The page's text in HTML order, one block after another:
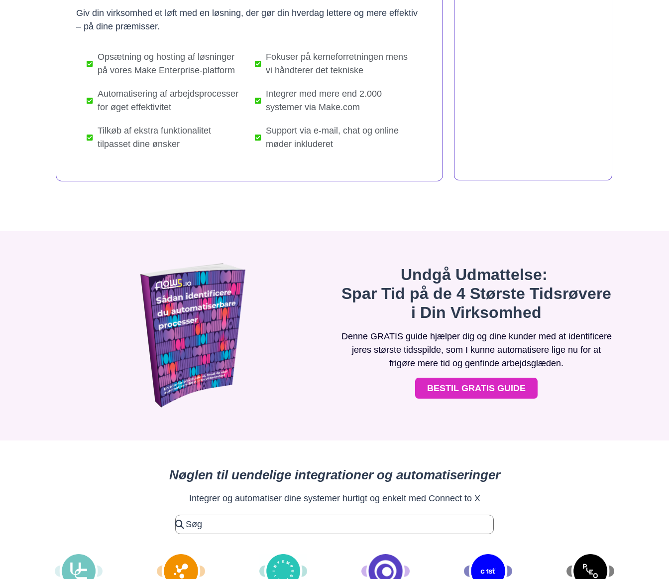
Giv din virksomhed et løft med en løsning, der gør din hverdag lettere og mere effektiv
– på dine præmisser.
Opsætning og hosting af løsninger
på vores Make Enterprise-platform
Automatisering af arbejdsprocesser
for øget effektivitet
Tilkøb af ekstra funktionalitet
tilpasset dine ønsker​
Fokuser på kerneforretningen mens
vi håndterer det tekniske​
Integrer med mere end 2.000
systemer via Make.com
Support via e-mail, chat og online
møder inkluderet
Undgå Udmattelse:
Spar Tid på de 4 Største Tidsrøvere
i Din Virksomhed
Denne GRATIS guide hjælper dig og dine kunder med at identificere
jeres største tidsspilde, som I kunne automatisere lige nu for at
frigøre mere tid og genfinde arbejdsglæden.
BESTIL GRATIS GUIDE
Nøglen til uendelige integrationer og automatiseringer
Integrer og automatiser dine systemer hurtigt og enkelt med Connect to X